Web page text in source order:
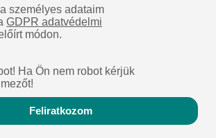
személyes adataim
GDPR adatvédelmi
módon.
Ha Ön nem robot kérjük
Feliratkozom